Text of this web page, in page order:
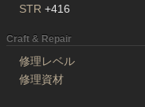
STR +416
Craft & Repair
修理レベル
修理資材